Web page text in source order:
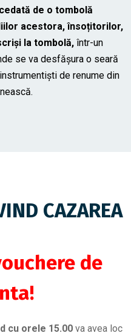
de o tombolă
acestora, însoțitorilor,
la tombolă, într-un
se va desfășura o seară
de renume din
CAZAREA
de
cu orele 15.00 va avea loc